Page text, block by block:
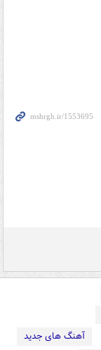
آهنگ های جدید